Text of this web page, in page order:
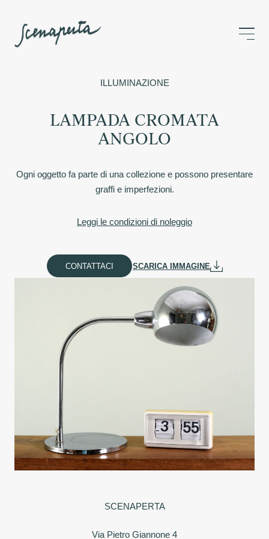
ILLUMINAZIONE
LAMPADA CROMATA
ANGOLO
Ogni oggetto fa parte di una collezione e possono presentare
graffi e imperfezioni.
Leggi le condizioni di noleggio
CONTATTACI SCARICA IMMAGINE
SCENAPERTA
Via Pietro Giannone 4